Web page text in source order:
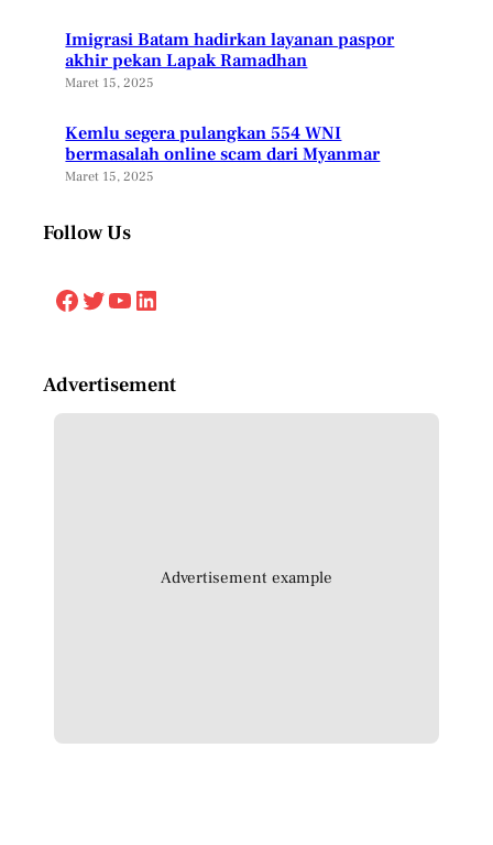
Imigrasi Batam hadirkan layanan paspor
akhir pekan Lapak Ramadhan
Maret 15, 2025
Kemlu segera pulangkan 554 WNI
bermasalah online scam dari Myanmar
Maret 15, 2025
Follow Us
Facebook Twitter YouTube LinkedIn
Advertisement
Advertisement example